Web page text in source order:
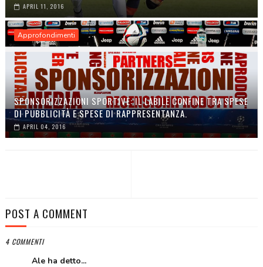
APRIL 11, 2016
Approfondimenti
SPONSORIZZAZIONI SPORTIVE: IL LABILE CONFINE TRA SPESE
DI PUBBLICITÀ E SPESE DI RAPPRESENTANZA.
APRIL 04, 2016
POST A COMMENT
4 COMMENTI
Ale ha detto...